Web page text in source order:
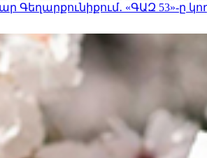
Գեղարքունիքում․ «ԳԱԶ 53»-ը